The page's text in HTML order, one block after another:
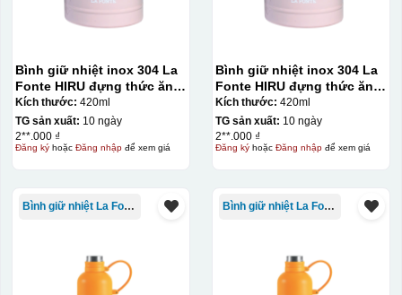
Bình giữ nhiệt inox 304 La
Fonte HIRU đựng thức ăn
420 ml – 012348
Kích thước: 420ml
TG sản xuất: 10 ngày
2**.000 ₫
Đăng kýhoặc Đăng nhậpđể xem giá
Bình giữ nhiệt inox 304 La
Fonte HIRU đựng thức ăn
420 ml – 012348
Kích thước: 420ml
TG sản xuất: 10 ngày
2**.000 ₫
Đăng kýhoặc Đăng nhậpđể xem giá
Bình giữ nhiệt La Fonte Bình giữ nhiệt La Fonte